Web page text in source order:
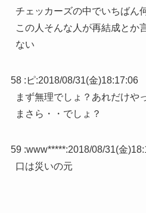
チェッカーズの中でいちばん
この人そんな人が再結成とか
ない
58 : ピ:2018/08/31(金)18:17:06
まず無理でしょ？あれだけや
まさら・・でしょ？
59 :www*****:2018/08/31(金
口は災いの元